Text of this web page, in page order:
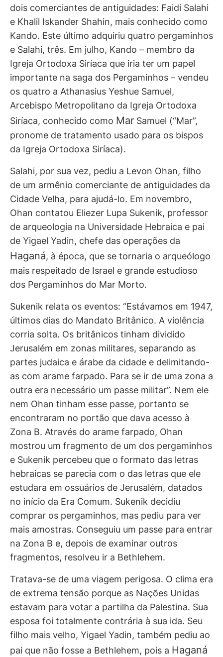
dois comerciantes de antiguidades: Faidi Salahi
e Khalil Iskander Shahin, mais conhecido como
Kando. Este último adquiriu quatro pergaminhos
e Salahi, três. Em julho, Kando – membro da
Igreja Ortodoxa Siríaca que iria ter um papel
importante na saga dos Pergaminhos – vendeu
os quatro a Athanasius Yeshue Samuel,
Arcebispo Metropolitano da Igreja Ortodoxa
Siríaca, conhecido como Mar Samuel (“Mar”,
pronome de tratamento usado para os bispos
da Igreja Ortodoxa Siríaca).
Salahi, por sua vez, pediu a Levon Ohan, filho
de um armênio comerciante de antiguidades da
Cidade Velha, para ajudá-lo. Em novembro,
Ohan contatou Eliezer Lupa Sukenik, professor
de arqueologia na Universidade Hebraica e pai
de Yigael Yadin, chefe das operações da
Haganá, à época, que se tornaria o arqueólogo
mais respeitado de Israel e grande estudioso
dos Pergaminhos do Mar Morto.
Sukenik relata os eventos: “Estávamos em 1947,
últimos dias do Mandato Britânico. A violência
corria solta. Os britânicos tinham dividido
Jerusalém em zonas militares, separando as
partes judaica e árabe da cidade e delimitando-
as com arame farpado. Para se ir de uma zona a
outra era necessário um passe militar”. Nem ele
nem Ohan tinham esse passe, portanto se
encontraram no portão que dava acesso à
Zona B. Através do arame farpado, Ohan
mostrou um fragmento de um dos pergaminhos
e Sukenik percebeu que o formato das letras
hebraicas se parecia com o das letras que ele
estudara em ossuários de Jerusalém, datados
no início da Era Comum. Sukenik decidiu
comprar os pergaminhos, mas pediu para ver
mais amostras. Conseguiu um passe para entrar
na Zona B e, depois de examinar outros
fragmentos, resolveu ir a Bethlehem.
Tratava-se de uma viagem perigosa. O clima era
de extrema tensão porque as Nações Unidas
estavam para votar a partilha da Palestina. Sua
esposa foi totalmente contrária à sua ida. Seu
filho mais velho, Yigael Yadin, também pediu ao
pai que não fosse a Bethlehem, pois a Haganá